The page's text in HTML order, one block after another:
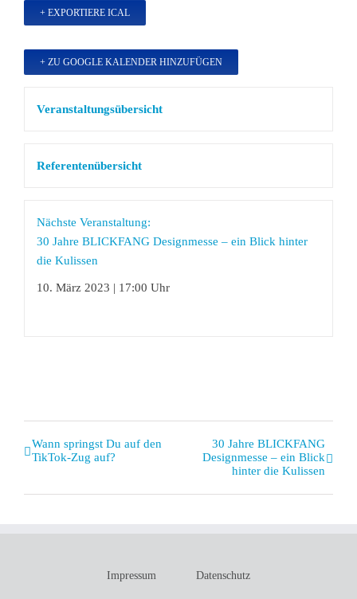
+ EXPORTIERE ICAL
+ ZU GOOGLE KALENDER HINZUFÜGEN
Veranstaltungsübersicht
Referentenübersicht
Nächste Veranstaltung:
30 Jahre BLICKFANG Designmesse – ein Blick hinter
die Kulissen
10. März 2023 | 17:00 Uhr
Veranstaltung
Navigation
Wann springst Du auf den
TikTok-Zug auf?
30 Jahre BLICKFANG
Designmesse – ein Blick
hinter die Kulissen
Impressum Datenschutz